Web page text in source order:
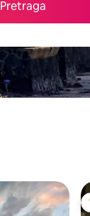
Pretraga